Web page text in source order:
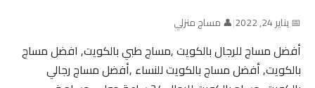
📅 يناير 24, 2022 |👤 مساج منزلي
أفضل مساج للرجال بالكويت ,مساج طبي بالكويت, افضل مساج
بالكويت, أفضل مساج بالكويت للنساء ,أفضل مساج رجالي